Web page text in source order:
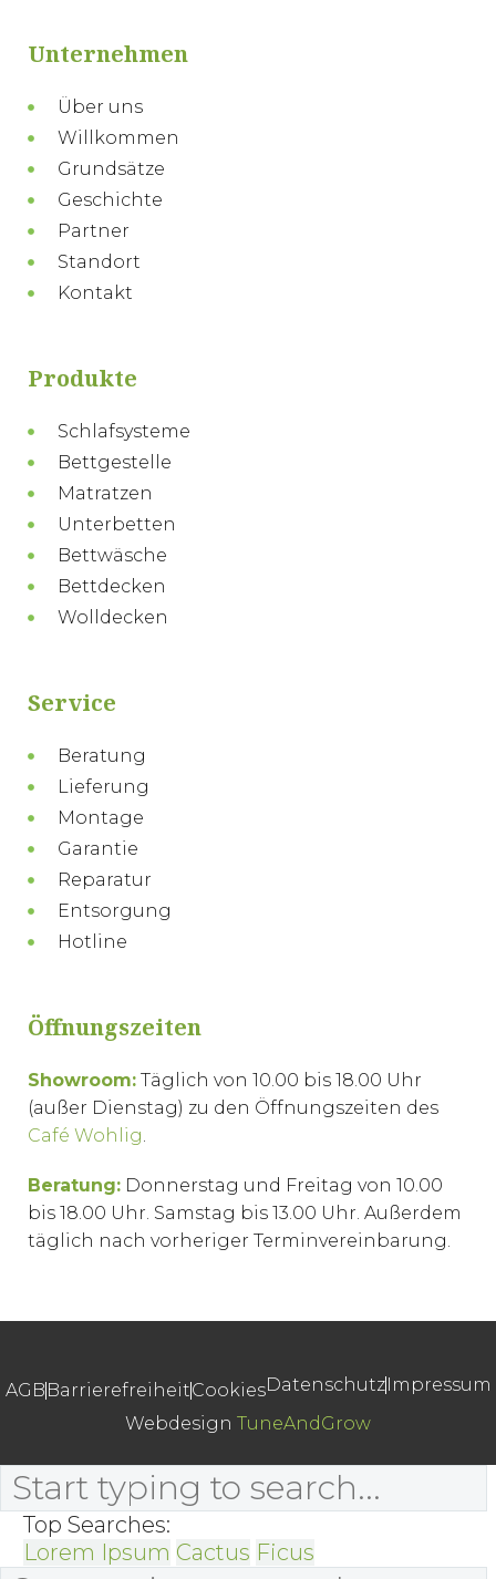
Unternehmen
Über uns
Willkommen
Grundsätze
Geschichte
Partner
Standort
Kontakt
Produkte
Schlafsysteme
Bettgestelle
Matratzen
Unterbetten
Bettwäsche
Bettdecken
Wolldecken
Service
Beratung
Lieferung
Montage
Garantie
Reparatur
Entsorgung
Hotline
Öffnungszeiten
Showroom: Täglich von 10.00 bis 18.00 Uhr
(außer Dienstag) zu den Öffnungszeiten des
Café Wohlig.
Beratung: Donnerstag und Freitag von 10.00
bis 18.00 Uhr. Samstag bis 13.00 Uhr. Außerdem
täglich nach vorheriger Terminvereinbarung.
AGB BarrierefreiheitCookiesDatenschutzImpressum
Webdesign TuneAndGrow
Top Searches:
Lorem Ipsum Cactus Ficus